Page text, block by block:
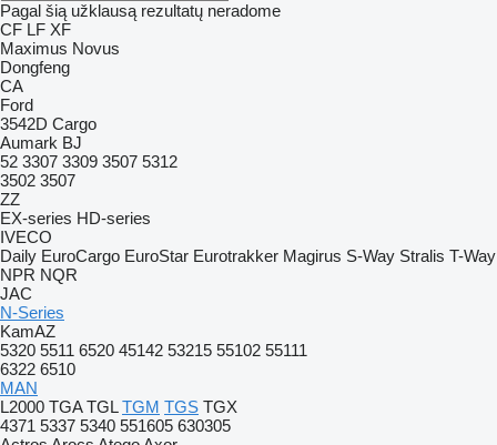
Pagal šią užklausą rezultatų neradome
CF LF XF
Maximus Novus
Dongfeng
CA
Ford
3542D Cargo
Aumark BJ
52 3307 3309 3507 5312
3502 3507
ZZ
EX-series HD-series
IVECO
Daily EuroCargo EuroStar Eurotrakker Magirus S-Way Stralis T-Way
NPR NQR
JAC
N-Series
KamAZ
5320 5511 6520 45142 53215 55102 55111
6322 6510
MAN
L2000 TGA TGL TGM TGS TGX
4371 5337 5340 551605 630305